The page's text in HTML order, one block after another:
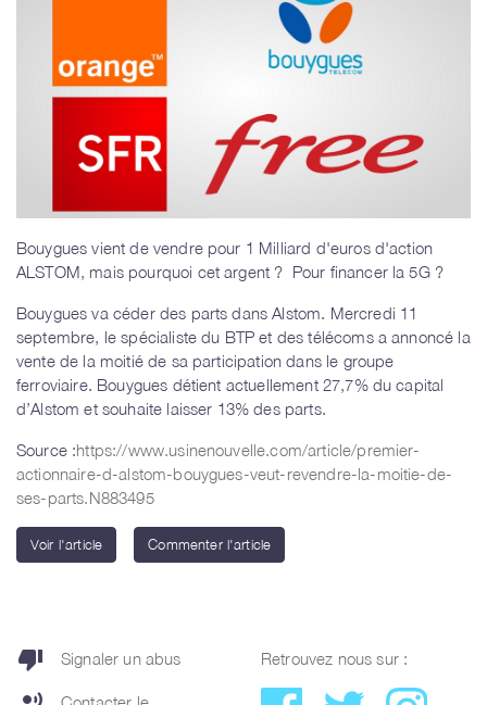
Bouygues vient de vendre pour 1 Milliard d'euros d'action
ALSTOM, mais pourquoi cet argent ? Pour financer la 5G ?
Bouygues va céder des parts dans Alstom. Mercredi 11
septembre, le spécialiste du BTP et des télécoms a annoncé la
vente de la moitié de sa participation dans le groupe
ferroviaire. Bouygues détient actuellement 27,7% du capital
d’Alstom et souhaite laisser 13% des parts.
Source :https://www.usinenouvelle.com/article/premier-
actionnaire-d-alstom-bouygues-veut-revendre-la-moitie-de-
ses-parts.N883495
Voir l'article Commenter l'article
thumb_down Signaler un abus Retrouvez nous sur :